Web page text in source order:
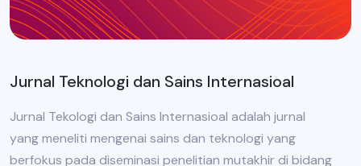
Jurnal Teknologi dan Sains Internasioal
Jurnal Tekologi dan Sains Internasioal adalah jurnal
yang meneliti mengenai sains dan teknologi yang
berfokus pada diseminasi penelitian mutakhir di bidang